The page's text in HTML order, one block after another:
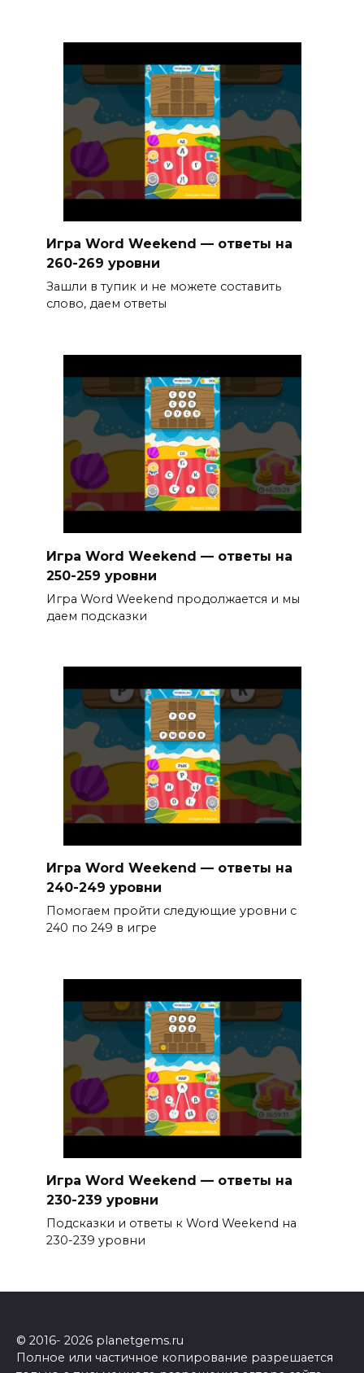
Игра Word Weekend — ответы на
260-269 уровни
Зашли в тупик и не можете составить
слово, даем ответы
Игра Word Weekend — ответы на
250-259 уровни
Игра Word Weekend продолжается и мы
даем подсказки
Игра Word Weekend — ответы на
240-249 уровни
Помогаем пройти следующие уровни с
240 по 249 в игре
Игра Word Weekend — ответы на
230-239 уровни
Подсказки и ответы к Word Weekend на
230-239 уровни
© 2016- 2026 planetgems.ru
Полное или частичное копирование разрешается